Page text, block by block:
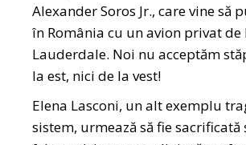
Alexander Soros Jr., care vine să
în România cu un avion privat de
Lauderdale. Noi nu acceptăm
la est, nici de la vest!
Elena Lasconi, un alt exemplu
sistem, urmează să fie sacrificată